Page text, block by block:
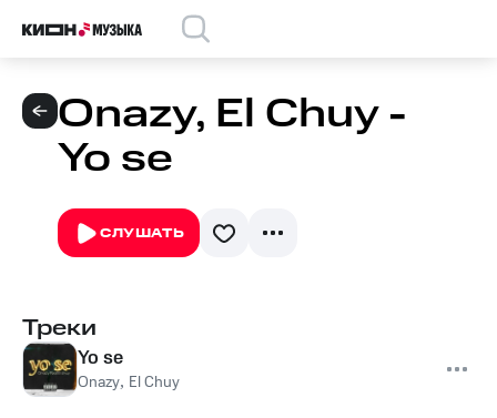
Onazy, El Chuy -
Yo se
СЛУШАТЬ
Треки
Yo se
Onazy, El Chuy